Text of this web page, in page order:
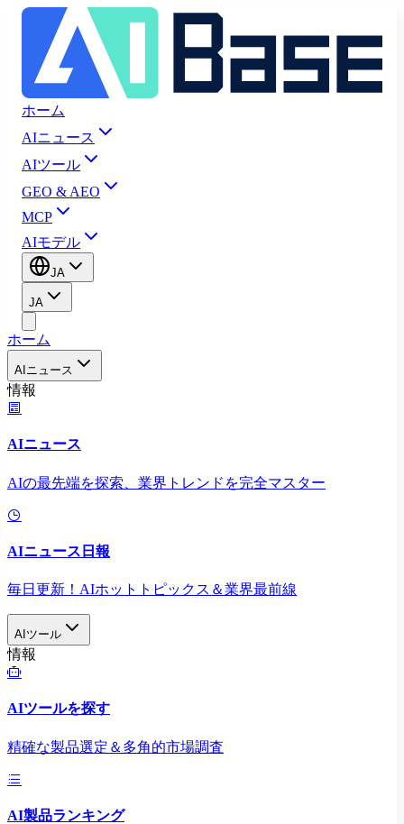
ホーム
AIニュース
AIツール
GEO & AEO
MCP
AIモデル
JA
JA
ホーム
AIニュース
情報
AIニュース
AIの最先端を探索、業界トレンドを完全マスター
AIニュース日報
毎日更新！AIホットトピックス＆業界最前線
AIツール
情報
AIツールを探す
精確な製品選定＆多角的市場調査
AI製品ランキング